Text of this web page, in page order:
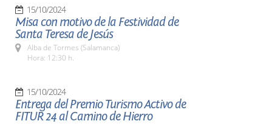
15/10/2024
Misa con motivo de la Festividad de
Santa Teresa de Jesús
Alba de Tormes (Salamanca)
Hora: 12:30 h.
15/10/2024
Entrega del Premio Turismo Activo de
FITUR 24 al Camino de Hierro